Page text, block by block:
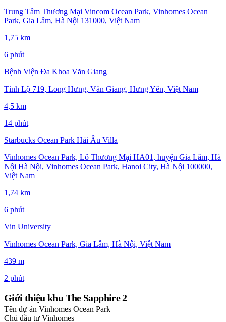
Trung Tâm Thương Mại Vincom Ocean Park, Vinhomes Ocean
Park, Gia Lâm, Hà Nội 131000, Việt Nam
1,75 km
6 phút
Bệnh Viện Đa Khoa Văn Giang
Tỉnh Lộ 719, Long Hưng, Văn Giang, Hưng Yên, Việt Nam
4,5 km
14 phút
Starbucks Ocean Park Hải Âu Villa
Vinhomes Ocean Park, Lô Thương Mại HA01, huyện Gia Lâm, Hà
Nội Hà Nội, Vinhomes Ocean Park, Hanoi City, Hà Nội 100000,
Việt Nam
1,74 km
6 phút
Vin University
Vinhomes Ocean Park, Gia Lâm, Hà Nội, Việt Nam
439 m
2 phút
Giới thiệu khu The Sapphire 2
Tên dự án Vinhomes Ocean Park
Chủ đầu tư Vinhomes